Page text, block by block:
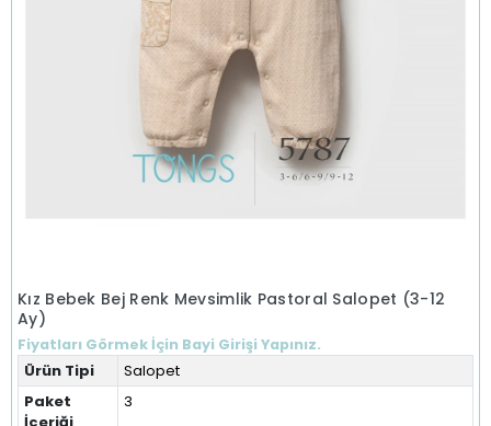
Kız Bebek Bej Renk Mevsimlik Pastoral Salopet (3-12
Ay)
Fiyatları Görmek İçin Bayi Girişi Yapınız.
Ürün Tipi
Salopet
Paket
3